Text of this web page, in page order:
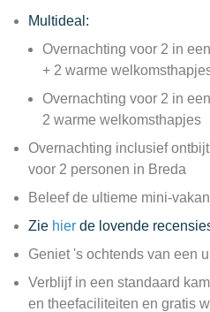
Multideal:
Overnachting voor 2 in
+ 2 warme
Overnachting voor 2 in
2 warme welkomsthapjes
Overnachting inclusief
voor 2 personen in Breda
Beleef de ultieme mini-
Zie hier de lovende
Geniet 's ochtends van een
Verblijf in een standaard
en theefaciliteiten en gratis